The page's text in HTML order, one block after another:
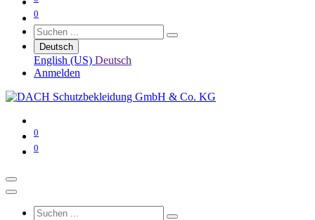
0
Deutsch
English (US) Deutsch
Anmelden
0
0